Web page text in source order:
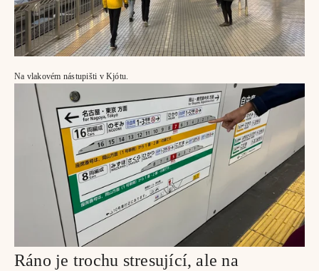
Na vlakovém nástupišti v Kjótu.
Ráno je trochu stresující, ale na